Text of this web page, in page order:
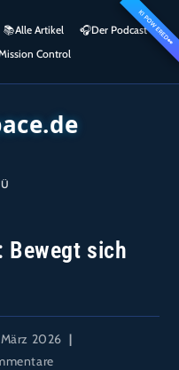
KI POWERED👀
📚Alle Artikel 🎧​Der Podcast
Control
Bewegt sich
2026